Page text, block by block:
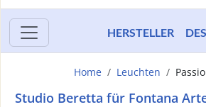
HERSTELLER
Home Leuchten
Studio Beretta für Fontana